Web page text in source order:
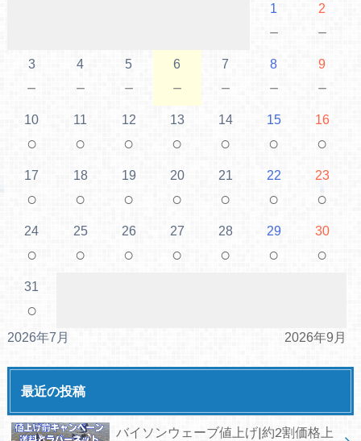
1
－
2
－
3
－
4
－
5
－
6
－
7
－
8
－
9
－
10
○
11
○
12
○
13
○
14
○
15
○
16
○
17
○
18
○
19
○
20
○
21
○
22
○
23
○
24
○
25
○
26
○
27
○
28
○
29
○
30
○
31
○
2026年7月 2026年9月
最近の投稿
バイソンウェーブ値上げ|約2割価格上